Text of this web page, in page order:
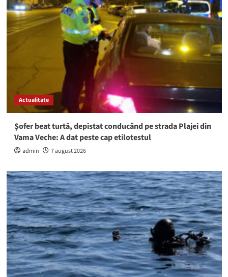
Actualitate
Șofer beat turtă, depistat conducând pe strada Plajei din
Vama Veche: A dat peste cap etilotestul
admin 7 august 2026